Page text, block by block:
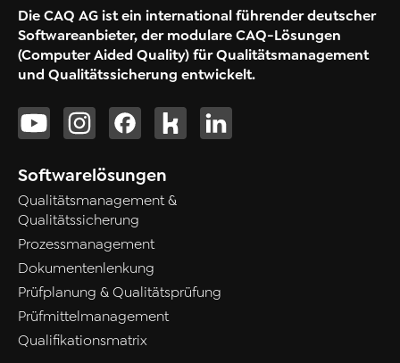
Die CAQ AG ist ein international führender deutscher
Softwareanbieter, der modulare CAQ-Lösungen
(Computer Aided Quality) für Qualitätsmanagement
und Qualitätssicherung entwickelt.
Softwarelösungen
Qualitätsmanagement &
Qualitätssicherung
Prozessmanagement
Dokumentenlenkung
Prüfplanung & Qualitätsprüfung
Prüfmittelmanagement
Qualifikationsmatrix